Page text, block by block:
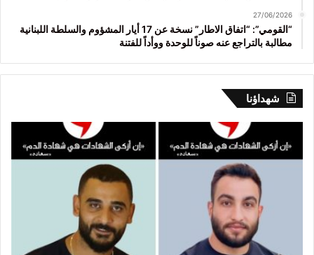
27/06/2026
“القومي”: “اتفاق الاطار” نسخة عن 17 أيار المشؤوم والسلطة اللبنانية
مطالبة بالتراجع عنه صوناً للوحدة ووأداً للفتنة
شهداؤنا